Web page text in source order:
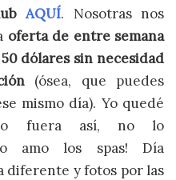
AQUÍ. Nosotras nos
oferta de entre semana
dólares sin necesidad
(ósea, que puedes
mismo día). Yo quedé
fuera así, no lo
amo los spas! Día
diferente y fotos por las